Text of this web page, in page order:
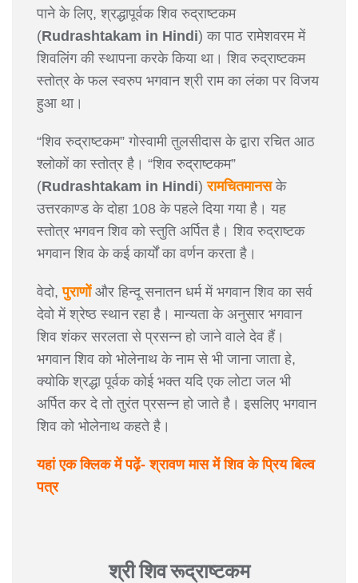
पाने के लिए, श्रद्धापूर्वक शिव रुद्राष्टकम
(Rudrashtakam in Hindi) का पाठ रामेशवरम में
शिवलिंग की स्थापना करके किया था। शिव रुद्राष्टकम
स्तोत्र के फल स्वरुप भगवान श्री राम का लंका पर विजय
हुआ था।
“शिव रुद्राष्टकम” गोस्वामी तुलसीदास के द्वारा रचित आठ
श्लोकों का स्तोत्र है। “शिव रुद्राष्टकम”
(Rudrashtakam in Hindi)रामचितमानसके
उत्तरकाण्ड के दोहा 108 के पहले दिया गया है। यह
स्तोत्र भगवन शिव को स्तुति अर्पित है। शिव रुद्राष्टक
भगवान शिव के कई कार्यों का वर्णन करता है।
वेदो,पुराणोंऔर हिन्दू सनातन धर्म में भगवान शिव का सर्व
देवो में श्रेष्ठ स्थान रहा है। मान्यता के अनुसार भगवान
शिव शंकर सरलता से प्रसन्न हो जाने वाले देव हैं।
भगवान शिव को भोलेनाथ के नाम से भी जाना जाता हे,
क्योकि श्रद्धा पूर्वक कोई भक्त यदि एक लोटा जल भी
अर्पित कर दे तो तुरंत प्रसन्न हो जाते है। इसलिए भगवान
शिव को भोलेनाथ कहते है।
यहां एक क्लिक में पढ़ें- श्रावण मास में शिव के प्रिय बिल्व
पत्र
श्री शिव रूद्राष्टकम